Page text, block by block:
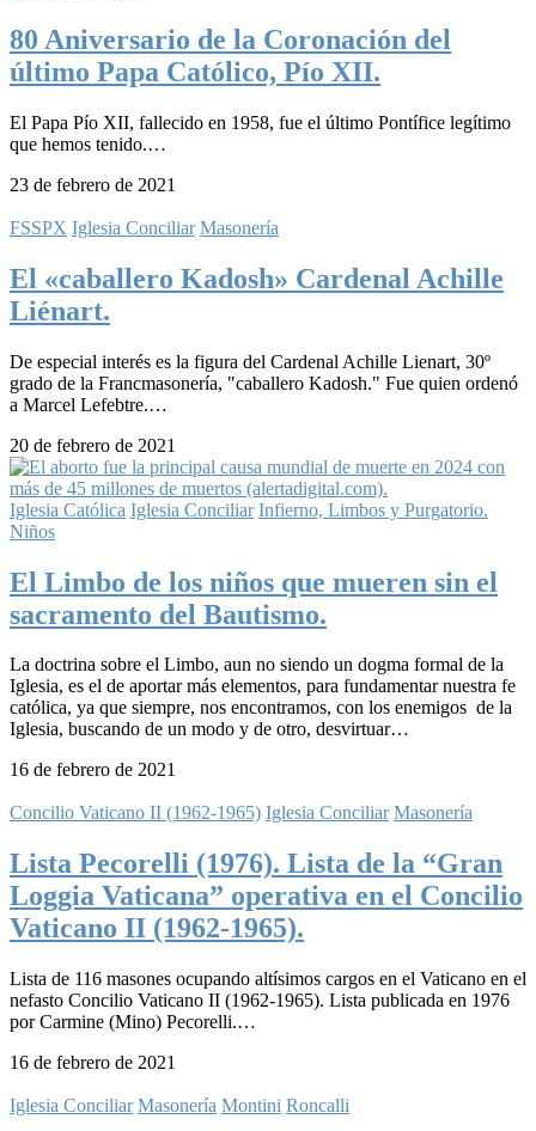
80 Aniversario de la Coronación del
último Papa Católico, Pío XII.
El Papa Pío XII, fallecido en 1958, fue el último Pontífice legítimo
que hemos tenido.…
23 de febrero de 2021
FSSPX Iglesia Conciliar Masonería
El «caballero Kadosh» Cardenal Achille
Liénart.
De especial interés es la figura del Cardenal Achille Lienart, 30º
grado de la Francmasonería, "caballero Kadosh." Fue quien ordenó
a Marcel Lefebtre.…
20 de febrero de 2021
Iglesia Católica Iglesia Conciliar Infierno, Limbos y Purgatorio.
Niños
El Limbo de los niños que mueren sin el
sacramento del Bautismo.
La doctrina sobre el Limbo, aun no siendo un dogma formal de la
Iglesia, es el de aportar más elementos, para fundamentar nuestra fe
católica, ya que siempre, nos encontramos, con los enemigos de la
Iglesia, buscando de un modo y de otro, desvirtuar…
16 de febrero de 2021
Concilio Vaticano II (1962-1965) Iglesia Conciliar Masonería
Lista Pecorelli (1976). Lista de la “Gran
Loggia Vaticana” operativa en el Concilio
Vaticano II (1962-1965).
Lista de 116 masones ocupando altísimos cargos en el Vaticano en el
nefasto Concilio Vaticano II (1962-1965). Lista publicada en 1976
por Carmine (Mino) Pecorelli.…
16 de febrero de 2021
Iglesia Conciliar Masonería Montini Roncalli